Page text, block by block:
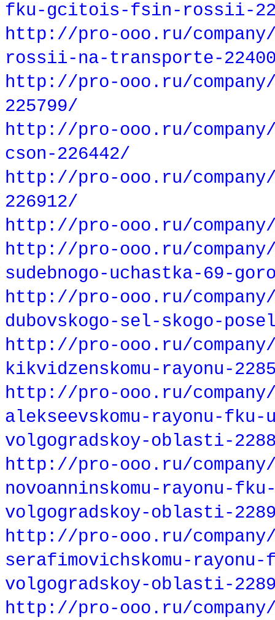
fku-gcitois-fsin-rossii-
http://pro-ooo.ru/company/
rossii-na-transporte-
http://pro-ooo.ru/company/
225799/
http://pro-ooo.ru/
cson-226442/
http://pro-ooo.ru/
226912/
http://pro-ooo.ru/
http://pro-ooo.ru/
sudebnogo-uchastka-69-
http://pro-ooo.ru/
dubovskogo-sel-skogo-
http://pro-ooo.ru/
kikvidzenskomu-rayonu-
http://pro-ooo.ru/
alekseevskomu-rayonu-
volgogradskoy-oblasti-
http://pro-ooo.ru/
novoanninskomu-rayonu-
volgogradskoy-oblasti-
http://pro-ooo.ru/
serafimovichskomu-
volgogradskoy-oblasti-
http://pro-ooo.ru/